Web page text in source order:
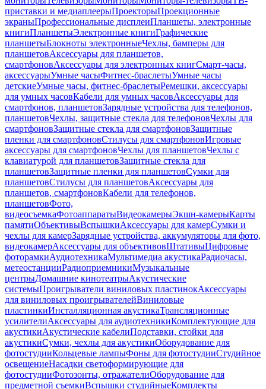
приставки и медиаплеерыПроекторыПроекционные
экраныПрофессиональные дисплеиПланшеты, электронные
книгиПланшетыЭлектронные книгиГрафические
планшетыБлокноты электронныеЧехлы, бамперы для
планшетовАксессуары для планшетов,
смартфоновАксессуары для электронных книгСмарт-часы,
аксессуарыУмные часыФитнес-браслетыУмные часы
детскиеУмные часы, фитнес-браслетыРемешки, аксессуары
для умных часовКабели для умных часовАксессуары для
смартфонов, планшетовЗарядные устройства для телефонов,
планшетовЧехлы, защитные стекла для телефоновЧехлы для
смартфоновЗащитные стекла для смартфоновЗащитные
пленки для смартфоновСтилусы для смартфоновИгровые
аксессуары для смартфоновЧехлы для планшетовЧехлы с
клавиатурой для планшетовЗащитные стекла для
планшетовЗащитные пленки для планшетовСумки для
планшетовСтилусы для планшетовАксессуары для
планшетов, смартфоновКабели для телефонов,
планшетовФото,
видеосъемкаФотоаппаратыВидеокамерыЭкшн-камерыКарты
памятиОбъективыВспышкиАксессуары для камерСумки и
чехлы для камерЗарядные устройства, аккумуляторы для фото,
видеокамерАксессуары для объективовШтативыЦифровые
фоторамкиАудиотехникаМультимедиа акустикаРадиочасы,
метеостанцииРадиоприемникиМузыкальные
центрыДомашние кинотеатрыАкустические
системыПроигрыватели виниловых пластинокАксессуары
для виниловых проигрывателейВиниловые
пластинкиИнсталляционная акустикаТрансляционные
усилителиАксессуары для аудиотехникиКомплектующие для
акустикиАкустические кабелиПодставки, стойки для
акустикиСумки, чехлы для акустикиОборудование для
фотостудииКольцевые лампыФоны для фотостудииСтудийное
освещениеНасадки светоформирующие для
фотостудииФотозонты, отражателиОборудование для
предметной съемкиВспышки студийныеКомплекты